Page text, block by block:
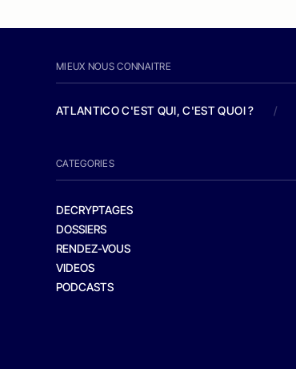
MIEUX NOUS CONNAITRE
ATLANTICO C'EST QUI, C'EST QUOI ? /
CATEGORIES
DECRYPTAGES
DOSSIERS
RENDEZ-VOUS
VIDEOS
PODCASTS